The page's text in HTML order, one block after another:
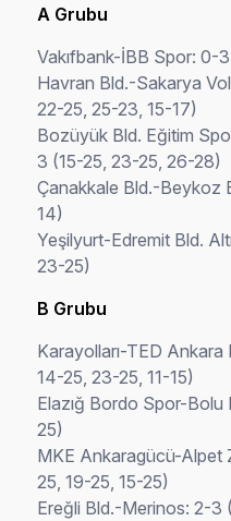
A Grubu
Vakıfbank-İBB Spor: 0-
Havran Bld.-Sakarya
22-25, 25-23, 15-17)
Bozüyük Bld. Eğitim
3 (15-25, 23-25, 26-28)
Çanakkale Bld.-Beykoz
14)
Yeşilyurt-Edremit Bld.
23-25)
B Grubu
Karayolları-TED
14-25, 23-25, 11-15)
Elazığ Bordo Spor-
25)
MKE Ankaragücü-Alpet
25, 19-25, 15-25)
Ereğli Bld.-Merinos: 2-3